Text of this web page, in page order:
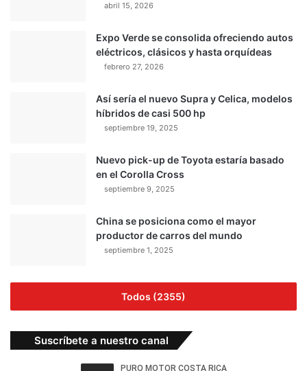
abril 15, 2026
Expo Verde se consolida ofreciendo autos
eléctricos, clásicos y hasta orquídeas
febrero 27, 2026
Así sería el nuevo Supra y Celica, modelos
híbridos de casi 500 hp
septiembre 19, 2025
Nuevo pick-up de Toyota estaría basado
en el Corolla Cross
septiembre 9, 2025
China se posiciona como el mayor
productor de carros del mundo
septiembre 1, 2025
Todos (2355)
Suscríbete a nuestro canal